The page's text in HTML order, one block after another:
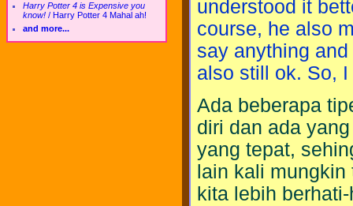
Harry Potter 4 is Expensive you
know! / Harry Potter 4 Mahal ah!
and more...
understood it
course, he also
say anything
also still ok. So,
Ada beberapa
diri dan ada
yang tepat,
lain kali
kita lebih